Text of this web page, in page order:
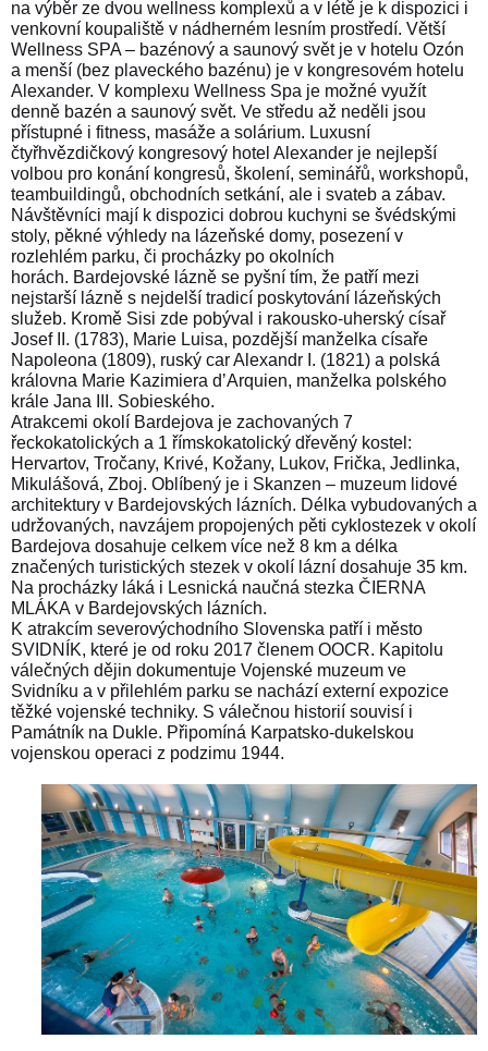
na výběr ze dvou wellness komplexů a v létě je k dispozici i
venkovní koupaliště v nádherném lesním prostředí. Větší
Wellness SPA – bazénový a saunový svět je v hotelu Ozón
a menší (bez plaveckého bazénu) je v kongresovém hotelu
Alexander. V komplexu Wellness Spa je možné využít
denně bazén a saunový svět. Ve středu až neděli jsou
přístupné i fitness, masáže a solárium. Luxusní
čtyřhvězdičkový kongresový hotel Alexander je nejlepší
volbou pro konání kongresů, školení, seminářů, workshopů,
teambuildingů, obchodních setkání, ale i svateb a zábav.
Návštěvníci mají k dispozici dobrou kuchyni se švédskými
stoly, pěkné výhledy na lázeňské domy, posezení v
rozlehlém parku, či procházky po okolních
horách. Bardejovské lázně se pyšní tím, že patří mezi
nejstarší lázně s nejdelší tradicí poskytování lázeňských
služeb. Kromě Sisi zde pobýval i rakousko-uherský císař
Josef II. (1783), Marie Luisa, pozdější manželka císaře
Napoleona (1809), ruský car Alexandr I. (1821) a polská
královna Marie Kazimiera dʼArquien, manželka polského
krále Jana III. Sobieského.
Atrakcemi okolí Bardejova je zachovaných 7
řeckokatolických a 1 římskokatolický dřevěný kostel:
Hervartov, Tročany, Krivé, Kožany, Lukov, Frička, Jedlinka,
Mikulášová, Zboj. Oblíbený je i Skanzen – muzeum lidové
architektury v Bardejovských lázních. Délka vybudovaných a
udržovaných, navzájem propojených pěti cyklostezek v okolí
Bardejova dosahuje celkem více než 8 km a délka
značených turistických stezek v okolí lázní dosahuje 35 km.
Na procházky láká i Lesnická naučná stezka ČIERNA
MLÁKA v Bardejovských lázních.
K atrakcím severovýchodního Slovenska patří i město
SVIDNÍK, které je od roku 2017 členem OOCR. Kapitolu
válečných dějin dokumentuje Vojenské muzeum ve
Svidníku a v přilehlém parku se nachází externí expozice
těžké vojenské techniky. S válečnou historií souvisí i
Památník na Dukle. Připomíná Karpatsko-dukelskou
vojenskou operaci z podzimu 1944.